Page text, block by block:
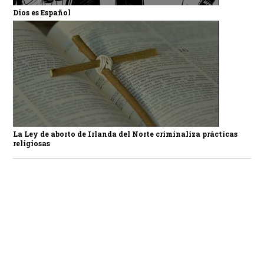
Dios es Español
La Ley de aborto de Irlanda del Norte criminaliza prácticas
religiosas